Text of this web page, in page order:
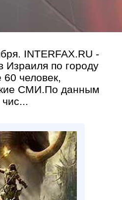
INTERFAX.RU -
Израиля по городу
60 человек,
СМИ.По данным
чис...